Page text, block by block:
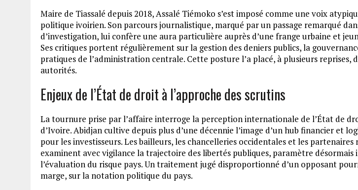
Maire de Tiassalé depuis 2018, Assalé Tiémoko s’est imposé comme une voix
politique ivoirien. Son parcours journalistique, marqué par un passage remarqué
d’investigation, lui confère une aura particulière auprès d’une frange urbaine et
Ses critiques portent régulièrement sur la gestion des deniers publics, la
pratiques de l’administration centrale. Cette posture l’a placé, à plusieurs reprises,
autorités.
Enjeux de l’État de droit à l’approche des scrutins
La tournure prise par l’affaire interroge la perception internationale de l’État de
d’Ivoire. Abidjan cultive depuis plus d’une décennie l’image d’un hub financier et
pour les investisseurs. Les bailleurs, les chancelleries occidentales et les partenaires
examinent avec vigilance la trajectoire des libertés publiques, paramètre désormais
l’évaluation du risque pays. Un traitement jugé disproportionné d’un opposant
marge, sur la notation politique du pays.